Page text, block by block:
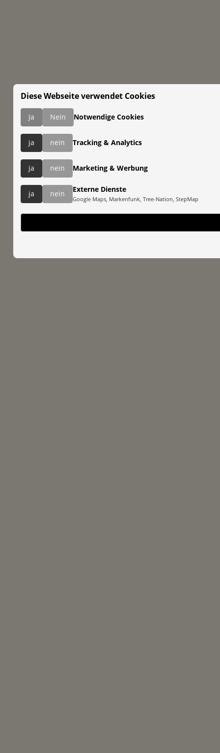
Diese Webseite verwendet Cookies
Ja Nein Notwendige Cookies
ja nein Tracking & Analytics
ja nein Marketing & Werbung
ja nein
Externe Dienste
Google Maps, Markenfunk, Tree-Nation, StepMap